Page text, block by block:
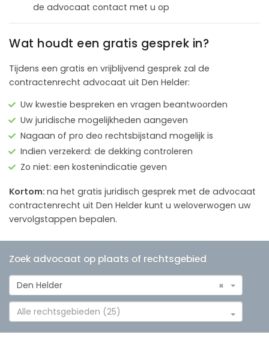
de advocaat contact met u op
Wat houdt een gratis gesprek in?
Tijdens een gratis en vrijblijvend gesprek zal de
contractenrecht advocaat uit Den Helder:
Uw kwestie bespreken en vragen beantwoorden
Uw juridische mogelijkheden aangeven
Nagaan of pro deo rechtsbijstand mogelijk is
Indien verzekerd: de dekking controleren
Zo niet: een kostenindicatie geven
Kortom: na het gratis juridisch gesprek met de advocaat
contractenrecht uit Den Helder kunt u weloverwogen uw
vervolgstappen bepalen.
Zoek advocaat op plaats of rechtsgebied
×
Den Helder
Alle rechtsgebieden (25)